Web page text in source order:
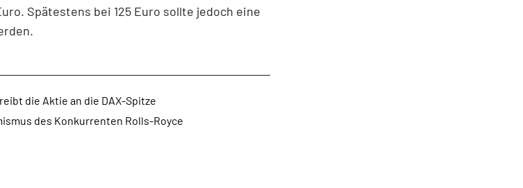
Spätestens bei 125 Euro sollte jedoch eine
die Aktie an die DAX-Spitze
des Konkurrenten Rolls-Royce